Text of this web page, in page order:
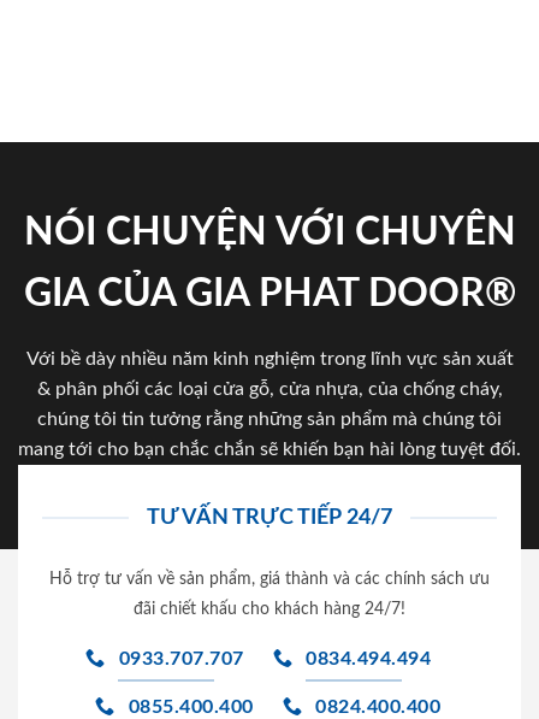
NÓI CHUYỆN VỚI CHUYÊN
GIA CỦA GIA PHAT DOOR®
Với bề dày nhiều năm kinh nghiệm trong lĩnh vực sản xuất
& phân phối các loại cửa gỗ, cửa nhựa, của chống cháy,
chúng tôi tin tưởng rằng những sản phẩm mà chúng tôi
mang tới cho bạn chắc chắn sẽ khiến bạn hài lòng tuyệt đối.
TƯ VẤN TRỰC TIẾP 24/7
Hỗ trợ tư vấn về sản phẩm, giá thành và các chính sách ưu
đãi chiết khấu cho khách hàng 24/7!
0933.707.707 0834.494.494
0855.400.400 0824.400.400